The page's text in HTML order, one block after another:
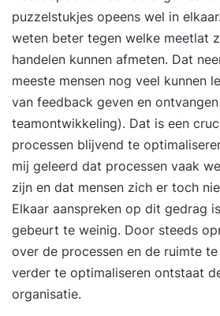
waarden en drijfveren? Wat is
en hoe kun je binnen die
ondernemend handelen? Op
en/of in welke contexten wil je
ondernemend gedrag
resultaat-, activiteiten- en
in die situaties? Hoe ziet jouw
succesfactor eruit? Passion -
van? (drijfveren) Vision -
creëren in de wereld? Mission -
wil ik bijdragen? Ambition -
bereiken? Role - become. Wat
Welk gedrag wil je meer
minder, wat voor nieuw gedrag
van welk gedrag wil je afscheid
puzzelstukjes opeens wel in
weten beter tegen welke meetlat
handelen kunnen afmeten. Dat
meeste mensen nog veel kunnen
van feedback geven en
teamontwikkeling). Dat is een
processen blijvend te
mij geleerd dat processen vaak
zijn en dat mensen zich er toch
Elkaar aanspreken op dit gedrag
gebeurt te weinig. Door steeds
over de processen en de ruimte
verder te optimaliseren ontstaat
organisatie.